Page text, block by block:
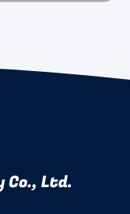
Co., Ltd.